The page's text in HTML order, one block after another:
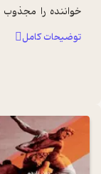
خواننده را
سیاسی، فرهنگی ...
توضیحات کامل